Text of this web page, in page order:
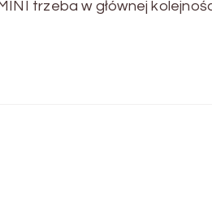
trzeba w głównej